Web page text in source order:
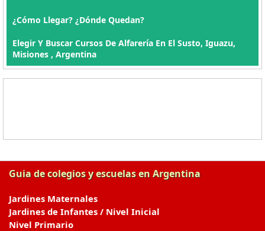
¿Cómo Llegar? ¿Dónde Quedan?
Elegir Y Buscar Cursos De Alfarería En El Susto, Iguazu,
Misiones , Argentina
Guia de colegios y escuelas en Argentina
Jardines Maternales
Jardines de Infantes / Nivel Inicial
Nivel Primario